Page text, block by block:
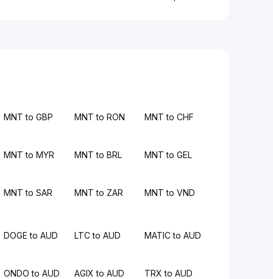
MNT to GBP MNT to RON MNT to CHF
MNT to MYR MNT to BRL MNT to GEL
MNT to SAR MNT to ZAR MNT to VND
DOGE to AUD LTC to AUD MATIC to AUD
ONDO to AUD AGIX to AUD TRX to AUD